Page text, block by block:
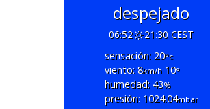
despejado
06:52
21:30 CEST
sensación: 20°c
viento: 8km/h10°
humedad: 43%
presión: 1024.04mbar